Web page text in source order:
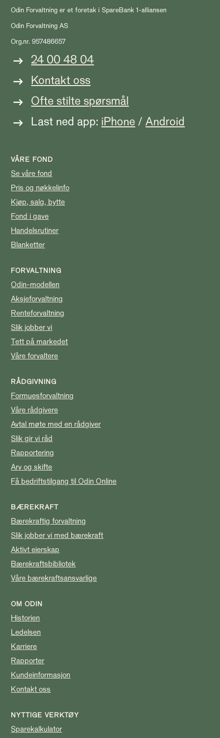
Odin Forvaltning er et foretak i SpareBank 1-alliansen
Odin Forvaltning AS
Org.nr. 957486657
24 00 48 04
Kontakt oss
Ofte stilte spørsmål
Last ned app: iPhone /Android
VÅRE FOND
Se våre fond
Pris og nøkkelinfo
Kjøp, salg, bytte
Fond i gave
Handelsrutiner
Blanketter
FORVALTNING
Odin-modellen
Aksjeforvaltning
Renteforvaltning
Slik jobber vi
Tett på markedet
Våre forvaltere
RÅDGIVNING
Formuesforvaltning
Våre rådgivere
Avtal møte med en rådgiver
Slik gir vi råd
Rapportering
Arv og skifte
Få bedriftstilgang til Odin Online
BÆREKRAFT
Bærekraftig forvaltning
Slik jobber vi med bærekraft
Aktivt eierskap
Bærekraftsbibliotek
Våre bærekraftsansvarlige
OM ODIN
Historien
Ledelsen
Karriere
Rapporter
Kundeinformasjon
Kontakt oss
NYTTIGE VERKTØY
Sparekalkulator